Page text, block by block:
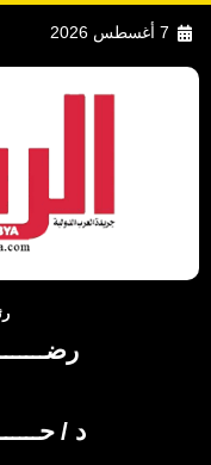
7 أغسطس 2026
د /